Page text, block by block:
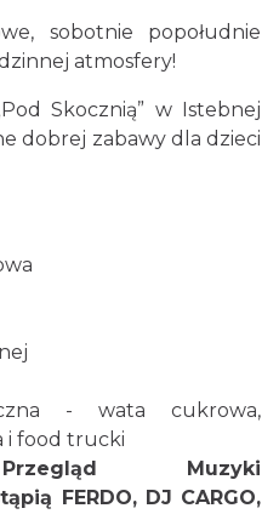
Folkloru
Listek”
2026-09-19
sobotnie popołudnie
atmosfery!
Skocznią” w Istebnej
dobrej zabawy dla dzieci
- wata cukrowa,
i food trucki
Muzyki
FERDO, DJ CARGO,